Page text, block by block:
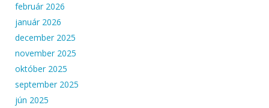
február 2026
január 2026
december 2025
november 2025
október 2025
september 2025
jún 2025